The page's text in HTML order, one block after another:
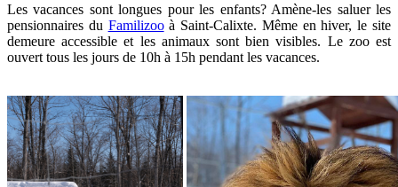
Les vacances sont longues pour les enfants? Amène-les saluer les
pensionnaires du Familizooà Saint-Calixte. Même en hiver, le site
demeure accessible et les animaux sont bien visibles. Le zoo est
ouvert tous les jours de 10h à 15h pendant les vacances.